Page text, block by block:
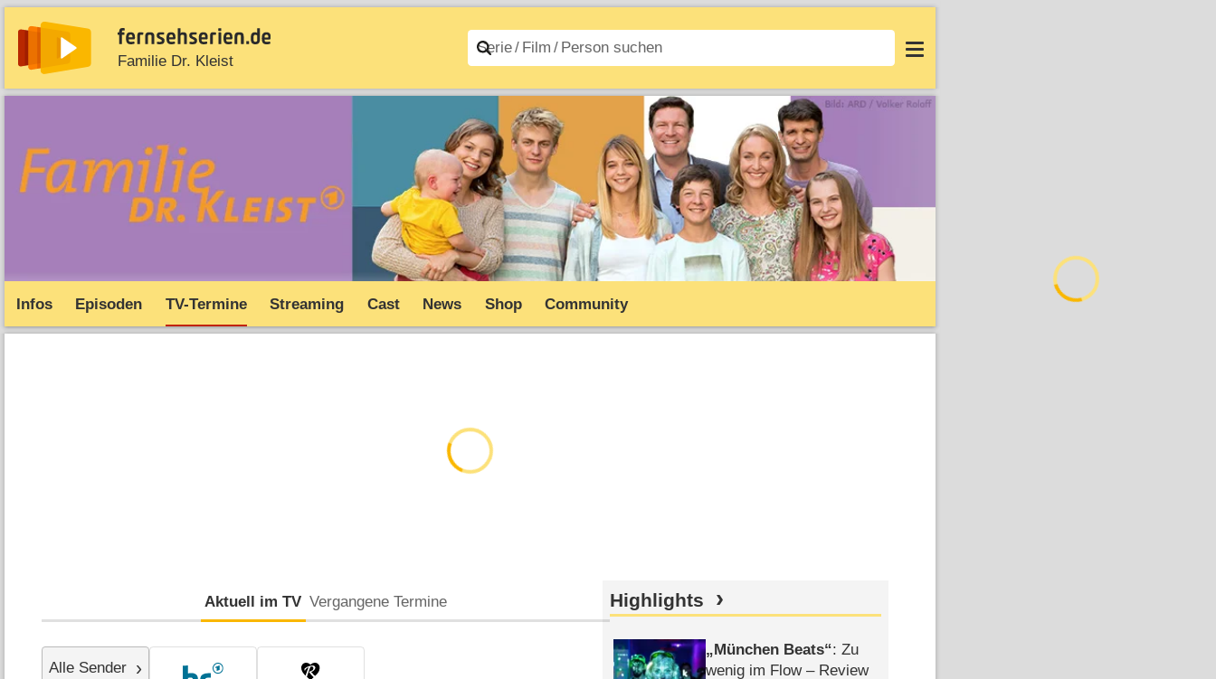
Familie Dr. Kleist
News Entdecken Streaming Filme A–Z Login
Infos Episoden TV-Termine Streaming Cast News Shop Community
Aktuell im TV Vergangene Termine
Alle Sender
Highlights
München Beats : Zu
wenig im Flow – Review